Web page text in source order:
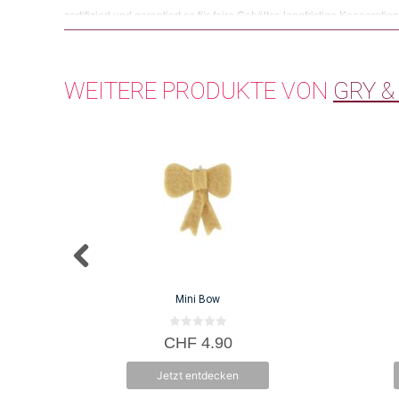
zertifiziert und garantiert so für faire Gehälter, langfristige
WEITERE PRODUKTE VON GRY
Mini Bow
0
v
5
CHF4.90
Jetzt entdecken